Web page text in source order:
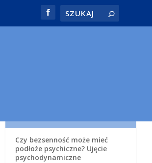
Czy bezsenność może mieć
podłoże psychiczne? Ujęcie
psychodynamiczne